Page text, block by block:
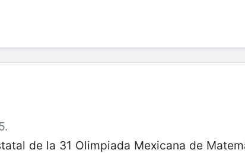
de la 31 Olimpiada Mexicana de